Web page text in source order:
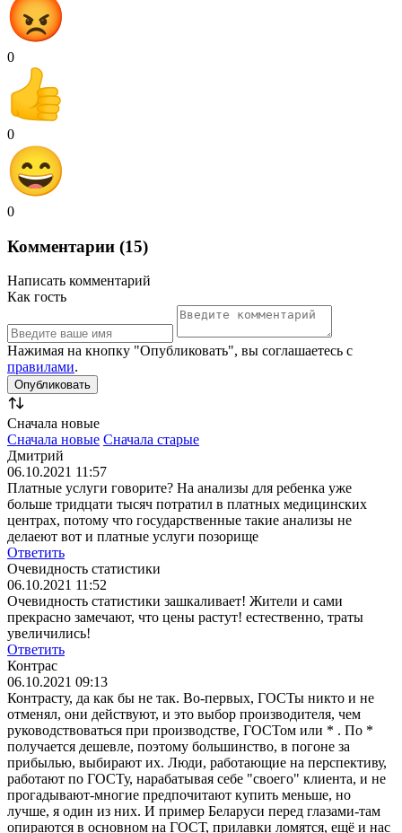
0
0
0
Комментарии (15)
Написать комментарий
Как гость
Нажимая на кнопку "Опубликовать", вы соглашаетесь с
правилами.
Сначала новые
Сначала новые Сначала старые
Дмитрий
06.10.2021 11:57
Платные услуги говорите? На анализы для ребенка уже
больше тридцати тысяч потратил в платных медицинских
центрах, потому что государственные такие анализы не
делаеют вот и платные услуги позорище
Ответить
Очевидность статистики
06.10.2021 11:52
Очевидность статистики зашкаливает! Жители и сами
прекрасно замечают, что цены растут! естественно, траты
увеличились!
Ответить
Контрас
06.10.2021 09:13
Контрасту, да как бы не так. Во-первых, ГОСТы никто и не
отменял, они действуют, и это выбор производителя, чем
руководствоваться при производстве, ГОСТом или * . По *
получается дешевле, поэтому большинство, в погоне за
прибылью, выбирают их. Люди, работающие на перспективу,
работают по ГОСТу, нарабатывая себе "своего" клиента, и не
прогадывают-многие предпочитают купить меньше, но
лучше, я один из них. И пример Беларуси перед глазами-там
опираются в основном на ГОСТ, прилавки ломятся, ещё и нас